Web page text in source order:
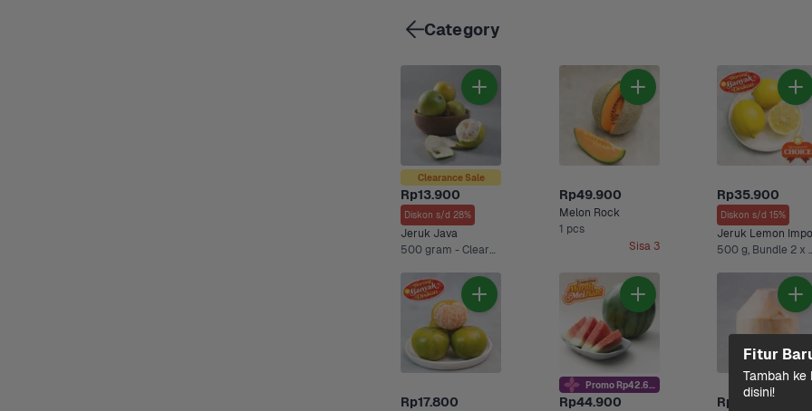
Clearance Sale
Rp13.900
Diskon s/d 28%
Jeruk Java
500 gram - Clearance Sale, 500 g +2 Lainnya
Rp49.900
Melon Rock
1 pcs
Sisa 3
Rp35.900
Diskon s/d 15%
Jeruk Lemon
500 g,
Rp17.800 Rp44.900 Rp15.500
Category
Fitur
Tambah ke
disini!